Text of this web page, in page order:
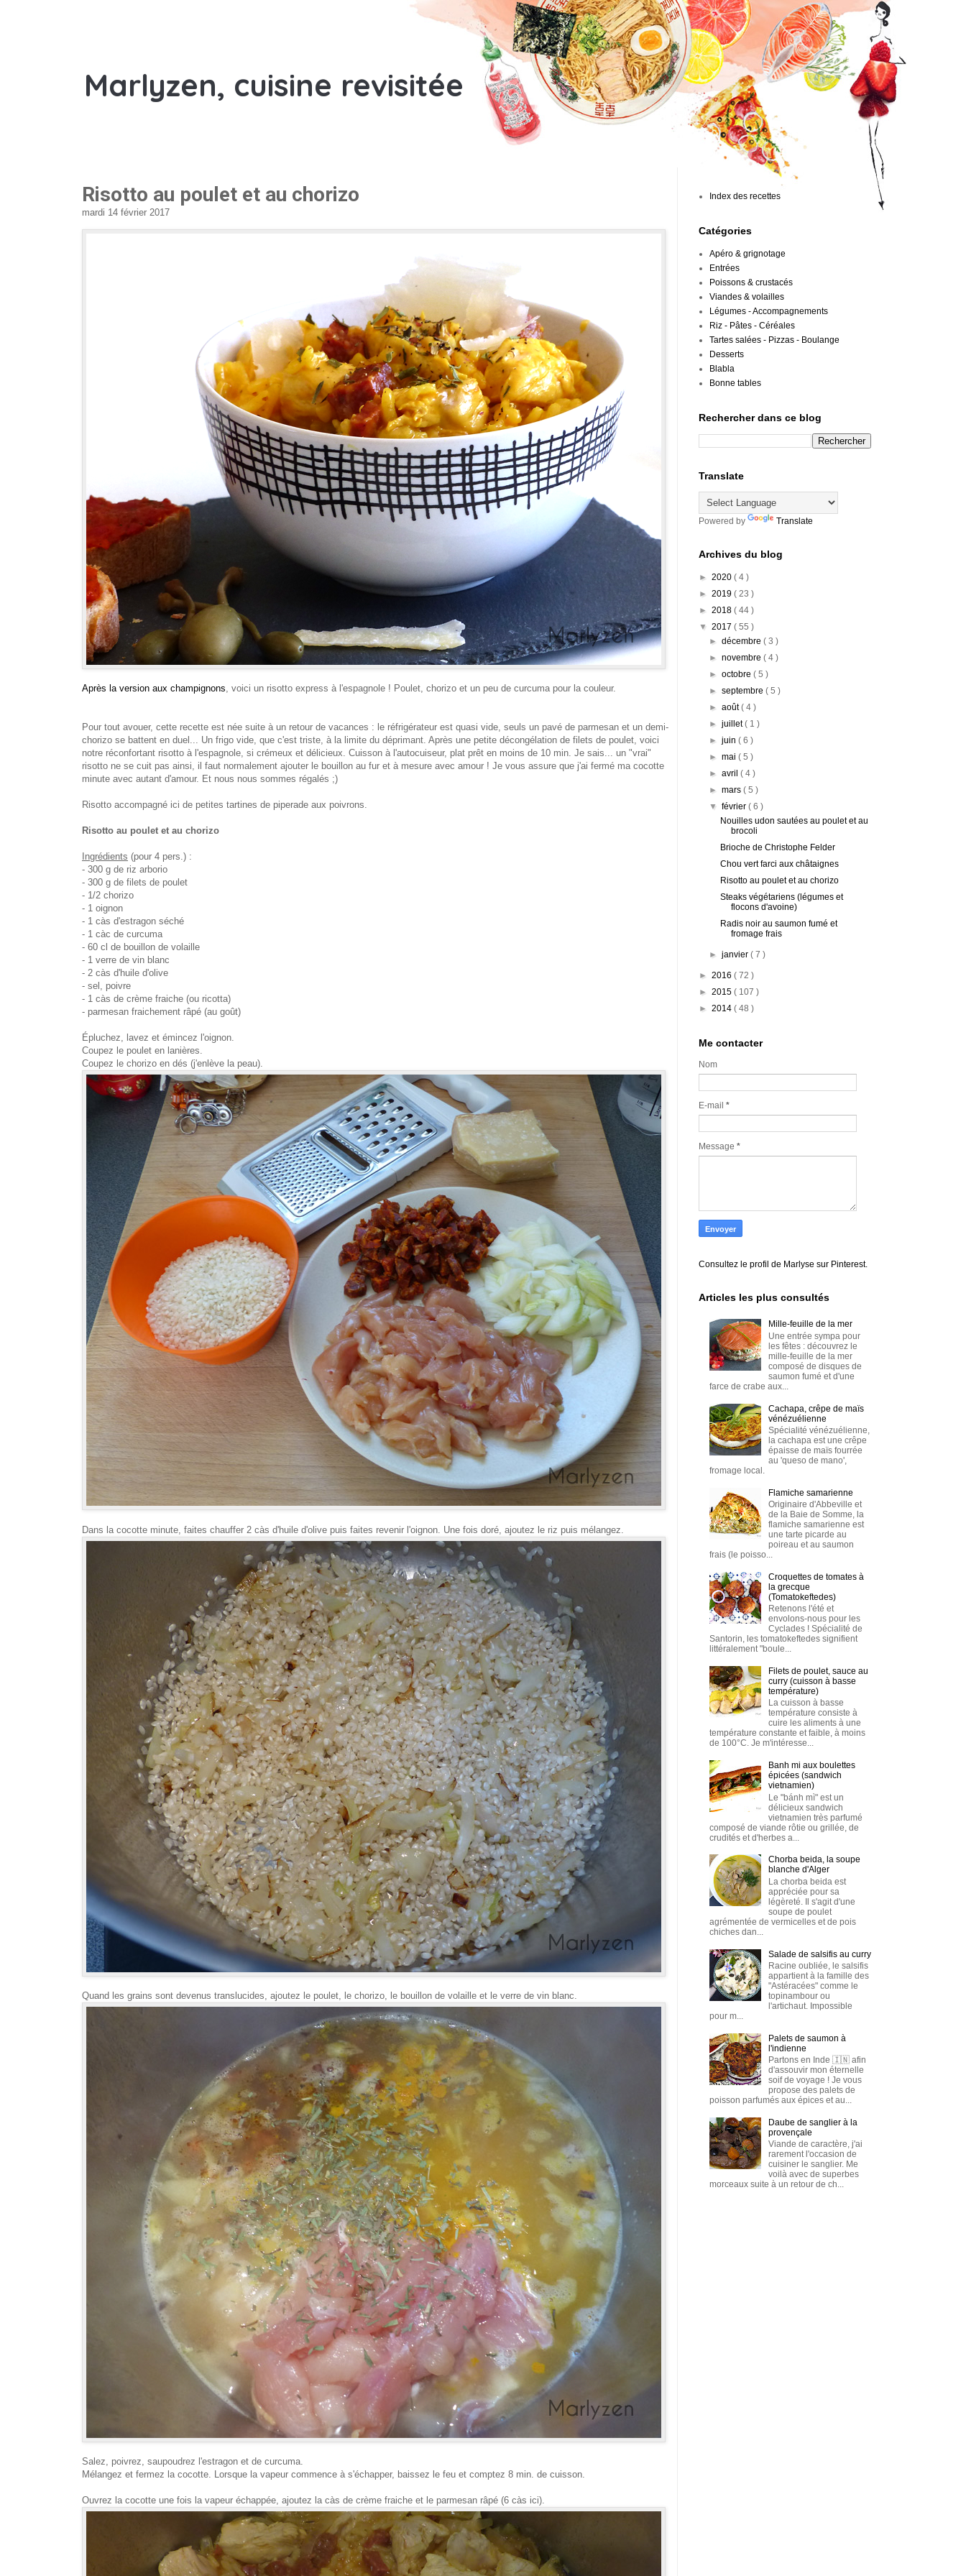
Marlyzen, cuisine revisitée
Risotto au poulet et au chorizo
mardi 14 février 2017
Après la version aux champignons, voici un risotto express à l'espagnole ! Poulet, chorizo et un peu de curcuma pour la couleur.
Pour tout avouer, cette recette est née suite à un retour de vacances : le réfrigérateur est quasi vide, seuls un pavé de parmesan et un demi-
chorizo se battent en duel... Un frigo vide, que c'est triste, à la limite du déprimant. Après une petite décongélation de filets de poulet, voici
notre réconfortant risotto à l'espagnole, si crémeux et délicieux. Cuisson à l'autocuiseur, plat prêt en moins de 10 min. Je sais... un "vrai"
risotto ne se cuit pas ainsi, il faut normalement ajouter le bouillon au fur et à mesure avec amour ! Je vous assure que j'ai fermé ma cocotte
minute avec autant d'amour. Et nous nous sommes régalés ;)
Risotto accompagné ici de petites tartines de piperade aux poivrons.
Risotto au poulet et au chorizo
Ingrédients (pour 4 pers.) :
- 300 g de riz arborio
- 300 g de filets de poulet
- 1/2 chorizo
- 1 oignon
- 1 càs d'estragon séché
- 1 càc de curcuma
- 60 cl de bouillon de volaille
- 1 verre de vin blanc
- 2 càs d'huile d'olive
- sel, poivre
- 1 càs de crème fraiche (ou ricotta)
- parmesan fraichement râpé (au goût)
Épluchez, lavez et émincez l'oignon.
Coupez le poulet en lanières.
Coupez le chorizo en dés (j'enlève la peau).
Dans la cocotte minute, faites chauffer 2 càs d'huile d'olive puis faites revenir l'oignon. Une fois doré, ajoutez le riz puis mélangez.
Quand les grains sont devenus translucides, ajoutez le poulet, le chorizo, le bouillon de volaille et le verre de vin blanc.
Salez, poivrez, saupoudrez l'estragon et de curcuma.
Mélangez et fermez la cocotte. Lorsque la vapeur commence à s'échapper, baissez le feu et comptez 8 min. de cuisson.
Ouvrez la cocotte une fois la vapeur échappée, ajoutez la càs de crème fraiche et le parmesan râpé (6 càs ici).
Index des recettes
Catégories
Apéro & grignotage
Entrées
Poissons & crustacés
Viandes & volailles
Légumes - Accompagnements
Riz - Pâtes - Céréales
Tartes salées - Pizzas - Boulange
Desserts
Blabla
Bonne tables
Rechercher dans ce blog
Translate
Powered by Translate
Archives du blog
► 2020 ( 4 )
► 2019 ( 23 )
► 2018 ( 44 )
▼ 2017 ( 55 )
►décembre( 3 )
►novembre( 4 )
►octobre( 5 )
►septembre( 5 )
►août( 4 )
►juillet( 1 )
►juin( 6 )
►mai( 5 )
►avril( 4 )
►mars( 5 )
▼février( 6 )
Nouilles udon sautées au poulet et au
brocoli
Brioche de Christophe Felder
Chou vert farci aux châtaignes
Risotto au poulet et au chorizo
Steaks végétariens (légumes et
flocons d'avoine)
Radis noir au saumon fumé et
fromage frais
►janvier( 7 )
► 2016 ( 72 )
► 2015 ( 107 )
► 2014 ( 48 )
Me contacter
Nom
E-mail *
Message *
Consultez le profil de Marlyse sur Pinterest.
Articles les plus consultés
Mille-feuille de la mer
Une entrée sympa pour
les fêtes : découvrez le
mille-feuille de la mer
composé de disques de
saumon fumé et d'une
farce de crabe aux...
Cachapa, crêpe de maïs
vénézuélienne
Spécialité vénézuélienne,
la cachapa est une crêpe
épaisse de maïs fourrée
au 'queso de mano',
fromage local.
Flamiche samarienne
Originaire d'Abbeville et
de la Baie de Somme, la
flamiche samarienne est
une tarte picarde au
poireau et au saumon
frais (le poisso...
Croquettes de tomates à
la grecque
(Tomatokeftedes)
Retenons l'été et
envolons-nous pour les
Cyclades ! Spécialité de
Santorin, les tomatokeftedes signifient
littéralement "boule...
Filets de poulet, sauce au
curry (cuisson à basse
température)
La cuisson à basse
température consiste à
cuire les aliments à une
température constante et faible, à moins
de 100°C. Je m'intéresse...
Banh mi aux boulettes
épicées (sandwich
vietnamien)
Le "bánh mì" est un
délicieux sandwich
vietnamien très parfumé
composé de viande rôtie ou grillée, de
crudités et d'herbes a...
Chorba beida, la soupe
blanche d'Alger
La chorba beida est
appréciée pour sa
légèreté. Il s'agit d'une
soupe de poulet
agrémentée de vermicelles et de pois
chiches dan...
Salade de salsifis au curry
Racine oubliée, le salsifis
appartient à la famille des
"Astéracées" comme le
topinambour ou
l'artichaut. Impossible
pour m...
Palets de saumon à
l'indienne
Partons en Inde 🇮🇳 afin
d'assouvir mon éternelle
soif de voyage ! Je vous
propose des palets de
poisson parfumés aux épices et au...
Daube de sanglier à la
provençale
Viande de caractère, j'ai
rarement l'occasion de
cuisiner le sanglier. Me
voilà avec de superbes
morceaux suite à un retour de ch...